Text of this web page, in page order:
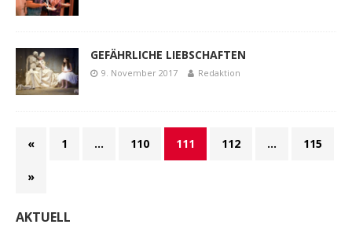
GEFÄHRLICHE LIEBSCHAFTEN
9. November 2017 Redaktion
« 1 … 110 111 112 … 115
»
AKTUELL